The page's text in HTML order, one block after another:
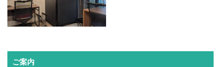
ご案内